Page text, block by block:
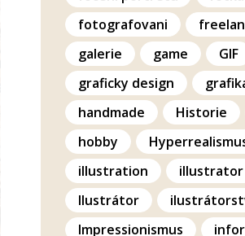
fotografovani
galerie
game GIF
graficky design
handmade
Historie
hobby
illustration
illustrator
Ilustrátor
Impressionismus